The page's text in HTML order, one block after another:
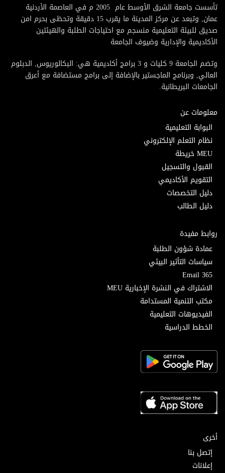
تأسست جامعة الشرق الأوسط عام 2005 م في العاصمة الأردنية
عمان, وتبعد عن مركز المدينة ما يقرب 15 دقيقة وتحظى بحرم امن
صديق للبيئة التعليمية منسجم مع احتياجات الطلبة والهيئتين
الأكاديمية والإدارية وضيوف الجامعة
وتضم الجامعة 9 كليات و 3 برامج أكاديمية هي: البكالوريوس, الدبلوم
العالي, وبرنامج الماجستير بالإضافة إلى برامج مستضافة مع أعرق
الجامعات البريطانية.
معلومات عن
البوابة التعليمية
نظام التعلم الإلكتروني
MEU خريطة
القبول والتسجيل
التقويم الأكاديمي
دليل التخصصات
دليل الطالب
روابط مفيدة
عمادة شؤون الطلبة
سياسات التأثير البيئي
Email 365
الاشتراك في النشرة الإخبارية MEU
مكتب التنمية المستدامة
الفيديوهات التعليمية
الخطط الدراسية
أخرى
إتصل بنا
إعلانات